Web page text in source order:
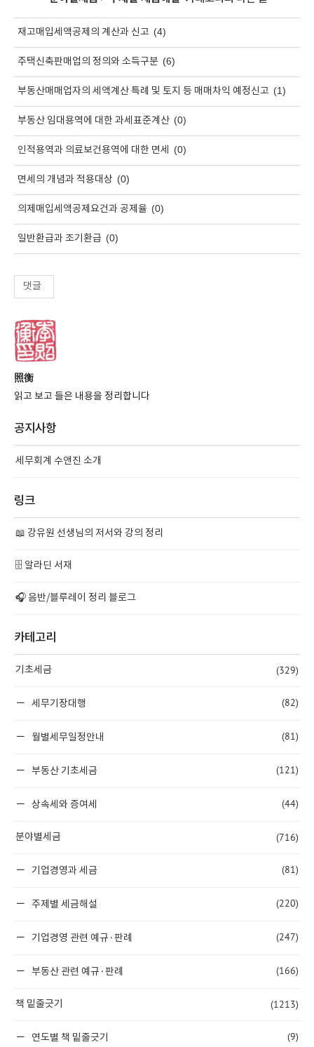
재고매입세액공제의 계산과 신고 (4)
주택신축판매업의 정의와 소득구분 (6)
부동산매매업자의 세액계산 특례 및 토지 등 매매차익 예정신고 (1)
부동산 임대용역에 대한 과세표준계산 (0)
인적용역과 의료보건용역에 대한 면세 (0)
면세의 개념과 적용대상 (0)
의제매입세액공제요건과 공제율 (0)
일반환급과 조기환급 (0)
댓글
照衡
읽고 보고 들은 내용을 정리합니다
공지사항
세무회계 수앤진 소개
링크
📖 강유원 선생님의 저서와 강의 정리
🗄️ 알라딘 서재
🎧 음반/블루레이 정리 블로그
카테고리
기초세금 (329)
세무기장대행 (82)
월별세무일정안내 (81)
부동산 기초세금 (121)
상속세와 증여세 (44)
분야별세금 (716)
기업경영과 세금 (81)
주제별 세금해설 (220)
기업경영 관련 예규·판례 (247)
부동산 관련 예규·판례 (166)
책 밑줄긋기 (1213)
연도별 책 밑줄긋기 (9)